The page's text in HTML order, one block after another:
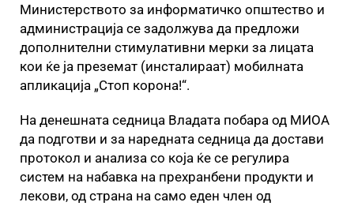
Министерството за информатичко општество и
администрација се задолжува да предложи
дополнителни стимулативни мерки за лицата
кои ќе ја преземат (инсталираат) мобилната
апликација „Стоп корона!“.
На денешната седница Владата побара од МИОА
да подготви и за наредната седница да достави
протокол и анализа со која ќе се регулира
систем на набавка на прехранбени продукти и
лекови, од страна на само еден член од